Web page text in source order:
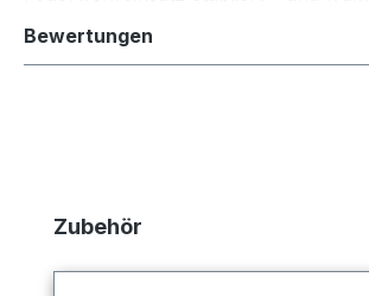
Bewertungen
Produktgalerie überspringen
Zubehör